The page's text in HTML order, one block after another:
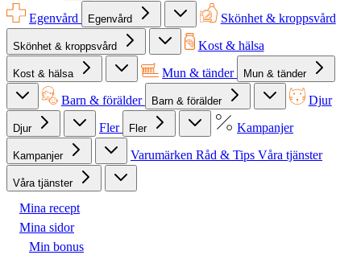
Egenvård
Egenvård Skönhet & kroppsvård
Skönhet & kroppsvård Kost & hälsa
Kost & hälsa Mun & tänder Mun & tänder
Barn & förälder Barn & förälder Djur
Djur Fler Fler Kampanjer
Kampanjer Varumärken Råd & Tips Våra tjänster
Våra tjänster
Mina recept
Mina sidor
Min bonus